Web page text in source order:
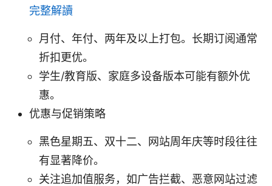
完整解讀
月付、年付、两年及以上打包。长期订阅通常
折扣更优。
学生/教育版、家庭多设备版本可能有额外优
惠。
优惠与促销策略
黑色星期五、双十二、网站周年庆等时段往往
有显著降价。
关注追加值服务，如广告拦截、恶意网站过滤